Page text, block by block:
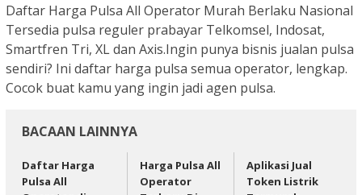
Daftar Harga Pulsa All Operator Murah Berlaku Nasional
Tersedia pulsa reguler prabayar Telkomsel, Indosat,
Smartfren Tri, XL dan Axis.Ingin punya bisnis jualan pulsa
sendiri? Ini daftar harga pulsa semua operator, lengkap.
Cocok buat kamu yang ingin jadi agen pulsa.
BACAAN LAINNYA
Daftar Harga
Pulsa All
Harga Pulsa All
Operator
Aplikasi Jual
Token Listrik